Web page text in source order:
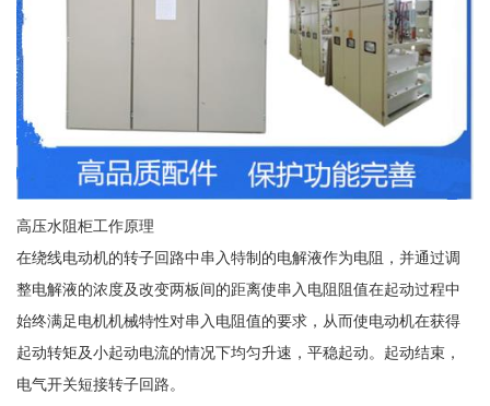
高压水阻柜工作原理
在绕线电动机的转子回路中串入特制的电解液作为电阻，并通过调
整电解液的浓度及改变两板间的距离使串入电阻阻值在起动过程中
始终满足电机机械特性对串入电阻值的要求，从而使电动机在获得
起动转矩及小起动电流的情况下均匀升速，平稳起动。起动结束，
电气开关短接转子回路。